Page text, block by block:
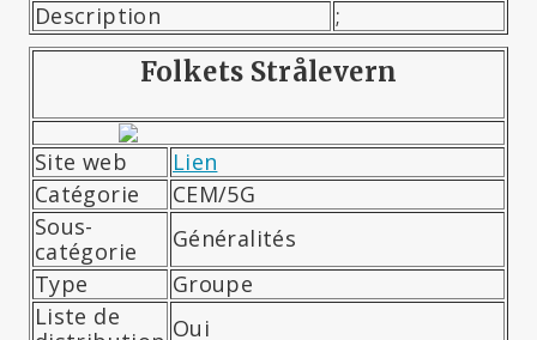
Description
;
Folkets Strålevern
Site web
Lien
Catégorie
CEM/5G
Sous-
catégorie
Généralités
Type
Groupe
Liste de
Oui